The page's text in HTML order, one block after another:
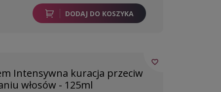
DODAJ DO KOSZYKA
Intensywna kuracja przeciw
włosów - 125ml
favorite_border